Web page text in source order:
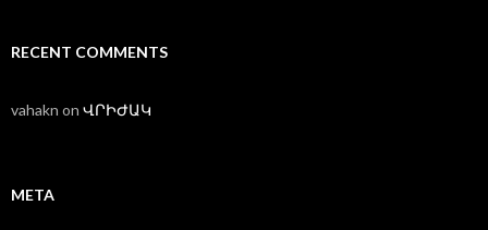
RECENT COMMENTS
vahakn on ՎՐԻԺԱԿ
META